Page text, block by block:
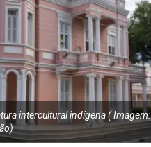
intercultural indígena ( Imagem: